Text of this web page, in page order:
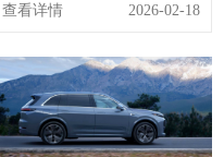
准化专题新闻发布会。工业
司长、一级巡视员郭守刚介
绍，2025年以来，修订发布
电动汽车、动力蓄电池安全
要求等新能源汽车强制性国
查看详情 2026-02-18